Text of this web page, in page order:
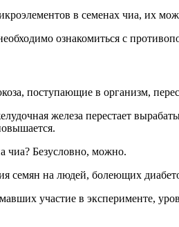
в семенах чиа, их
ознакомиться с
поступающие в организм,
железа перестает
чиа? Безусловно, можно.
семян на людей, болеющих
участие в эксперименте,